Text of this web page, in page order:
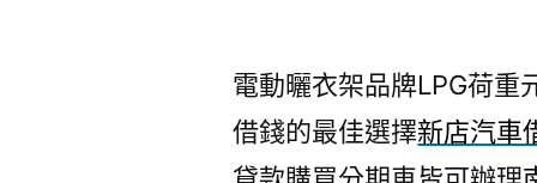
電動曬衣架品牌LPG荷重
借錢的最佳選擇新店汽車